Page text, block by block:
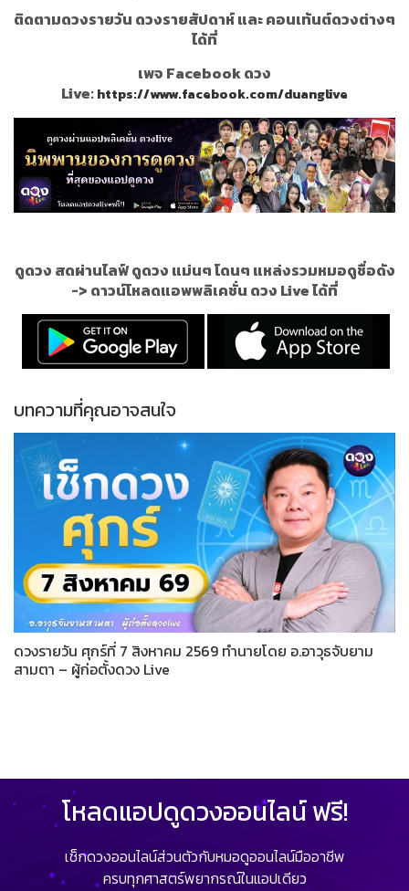
ติดตามดวงรายวัน ดวงรายสัปดาห์ และ คอนเท้นต์ดวงต่างๆ
ได้ที่
เพจ Facebook ดวง
Live:https://www.facebook.com/duanglive
ดูดวง สดผ่านไลฟ์ ดูดวง แม่นๆ โดนๆ แหล่งรวมหมอดูชื่อดัง
-> ดาวน์โหลดแอพพลิเคชั่น ดวง Live ได้ที่
บทความที่คุณอาจสนใจ
ดวงรายวัน ศุกร์ที่ 7 สิงหาคม 2569 ทำนายโดย อ.อาวุธจับยาม
สามตา – ผู้ก่อตั้งดวง Live
โหลดแอปดูดวงออนไลน์ ฟรี!
เช็กดวงออนไลน์ส่วนตัวกับหมอดูออนไลน์มืออาชีพ
ครบทุกศาสตร์พยากรณ์ในแอปเดียว